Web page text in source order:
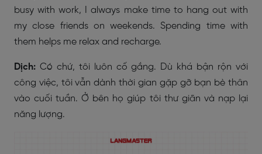
busy with work, I always make time to hang out with
my close friends on weekends. Spending time with
them helps me relax and recharge.
Dịch: Có chứ, tôi luôn cố gắng. Dù khá bận rộn với
công việc, tôi vẫn dành thời gian gặp gỡ bạn bè thân
vào cuối tuần. Ở bên họ giúp tôi thư giãn và nạp lại
năng lượng.